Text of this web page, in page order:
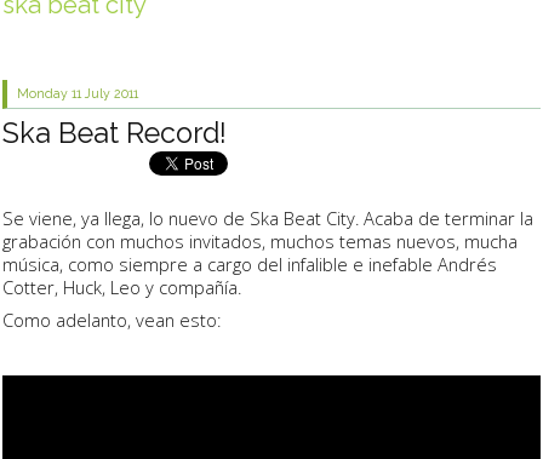
Monday 11 July 2011
Ska Beat Record!
Se viene, ya llega, lo nuevo de Ska Beat City. Acaba de terminar la
grabación con muchos invitados, muchos temas nuevos, mucha
música, como siempre a cargo del infalible e inefable Andrés
Cotter, Huck, Leo y compañía.
Como adelanto, vean esto: